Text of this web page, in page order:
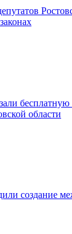
области
создание